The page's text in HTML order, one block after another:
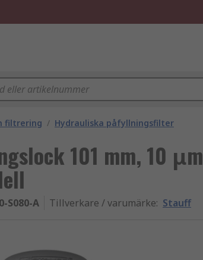
filtrering / Hydrauliska påfyllningsfilter
101 mm, 10 μm
S080-A Tillverkare / varumärke: Stauff